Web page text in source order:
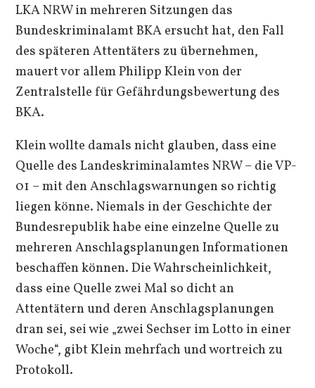
LKA NRW in mehreren Sitzungen das
Bundeskriminalamt BKA ersucht hat, den Fall
des späteren Attentäters zu übernehmen,
mauert vor allem Philipp Klein von der
Zentralstelle für Gefährdungsbewertung des
BKA.
Klein wollte damals nicht glauben, dass eine
Quelle des Landeskriminalamtes NRW – die VP-
01 – mit den Anschlagswarnungen so richtig
liegen könne. Niemals in der Geschichte der
Bundesrepublik habe eine einzelne Quelle zu
mehreren Anschlagsplanungen Informationen
beschaffen können. Die Wahrscheinlichkeit,
dass eine Quelle zwei Mal so dicht an
Attentätern und deren Anschlagsplanungen
dran sei, sei wie „zwei Sechser im Lotto in einer
Woche“, gibt Klein mehrfach und wortreich zu
Protokoll.